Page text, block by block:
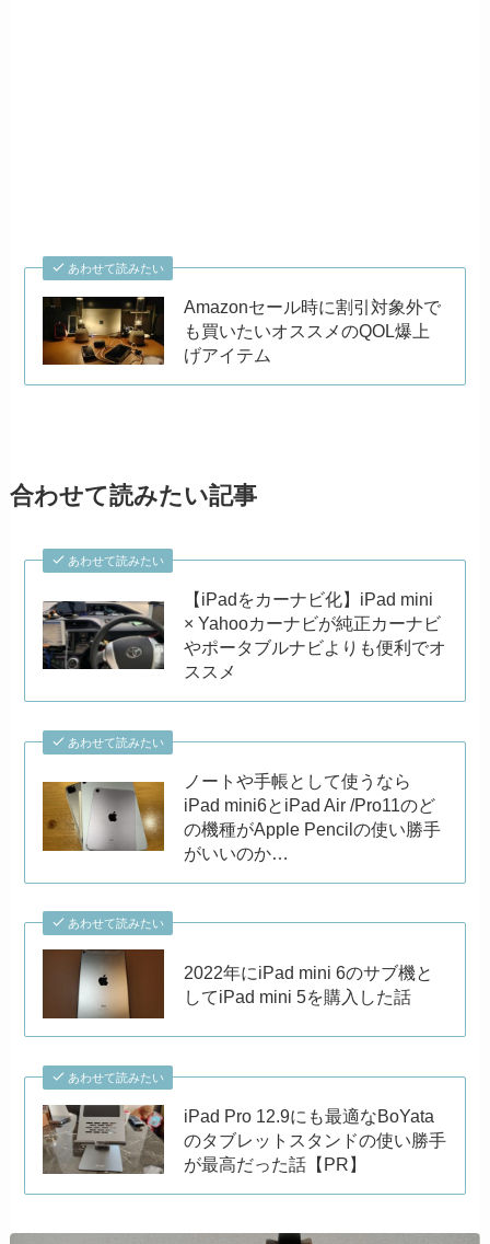
あわせて読みたい
Amazonセール時に割引対象外で
も買いたいオススメのQOL爆上
げアイテム
合わせて読みたい記事
あわせて読みたい
【iPadをカーナビ化】iPad mini
× Yahooカーナビが純正カーナビ
やポータブルナビよりも便利でオ
ススメ
あわせて読みたい
ノートや手帳として使うなら
iPad mini6とiPad Air /Pro11のど
の機種がApple Pencilの使い勝手
がいいのか…
あわせて読みたい
2022年にiPad mini 6のサブ機と
してiPad mini 5を購入した話
あわせて読みたい
iPad Pro 12.9にも最適なBoYata
のタブレットスタンドの使い勝手
が最高だった話【PR】